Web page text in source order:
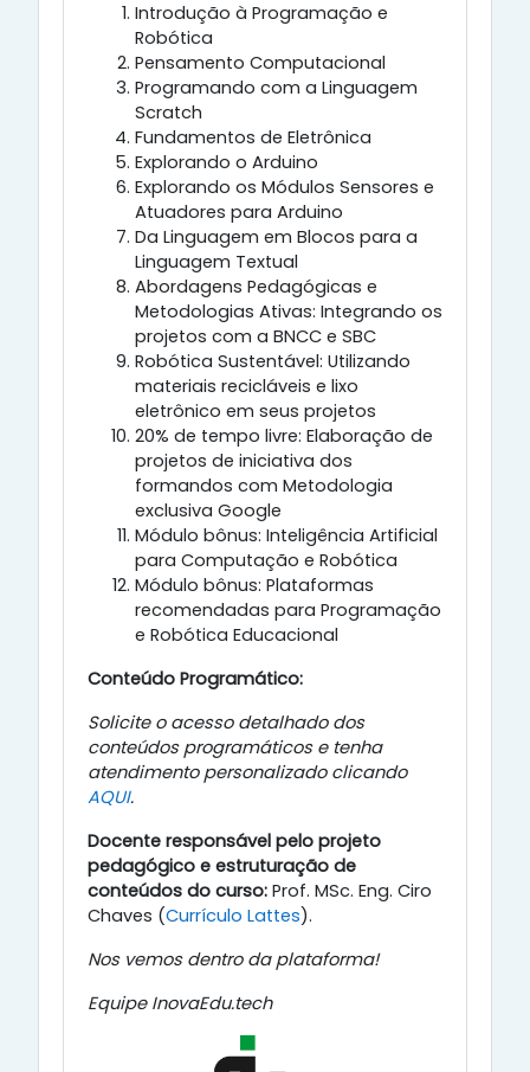
Introdução à Programação e
Robótica
Pensamento Computacional
Programando com a Linguagem
Scratch
Fundamentos de Eletrônica
Explorando o Arduino
Explorando os Módulos Sensores e
Atuadores para Arduino
Da Linguagem em Blocos para a
Linguagem Textual
Abordagens Pedagógicas e
Metodologias Ativas: Integrando os
projetos com a BNCC e SBC
Robótica Sustentável: Utilizando
materiais recicláveis e lixo
eletrônico em seus projetos
20% de tempo livre: Elaboração de
projetos de iniciativa dos
formandos com Metodologia
exclusiva Google
Módulo bônus: Inteligência Artificial
para Computação e Robótica
Módulo bônus: Plataformas
recomendadas para Programação
e Robótica Educacional
Conteúdo Programático:
Solicite o acesso detalhado dos
conteúdos programáticos e tenha
atendimento personalizado clicando
AQUI.
Docente responsável pelo projeto
pedagógico e estruturação de
conteúdos do curso: Prof. MSc. Eng. Ciro
Chaves (Currículo Lattes).
Nos vemos dentro da plataforma!
Equipe InovaEdu.tech